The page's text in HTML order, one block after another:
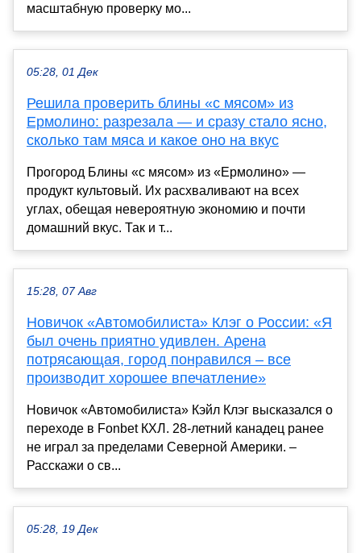
масштабную проверку мо...
05:28, 01 Дек
Решила проверить блины «с мясом» из
Ермолино: разрезала — и сразу стало ясно,
сколько там мяса и какое оно на вкус
Прогород Блины «с мясом» из «Ермолино» —
продукт культовый. Их расхваливают на всех
углах, обещая невероятную экономию и почти
домашний вкус. Так и т...
15:28, 07 Авг
Новичок «Автомобилиста» Клэг о России: «Я
был очень приятно удивлен. Арена
потрясающая, город понравился – все
производит хорошее впечатление»
Новичок «Автомобилиста» Кэйл Клэг высказался о
переходе в Fonbet КХЛ. 28-летний канадец ранее
не играл за пределами Северной Америки. –
Расскажи о св...
05:28, 19 Дек